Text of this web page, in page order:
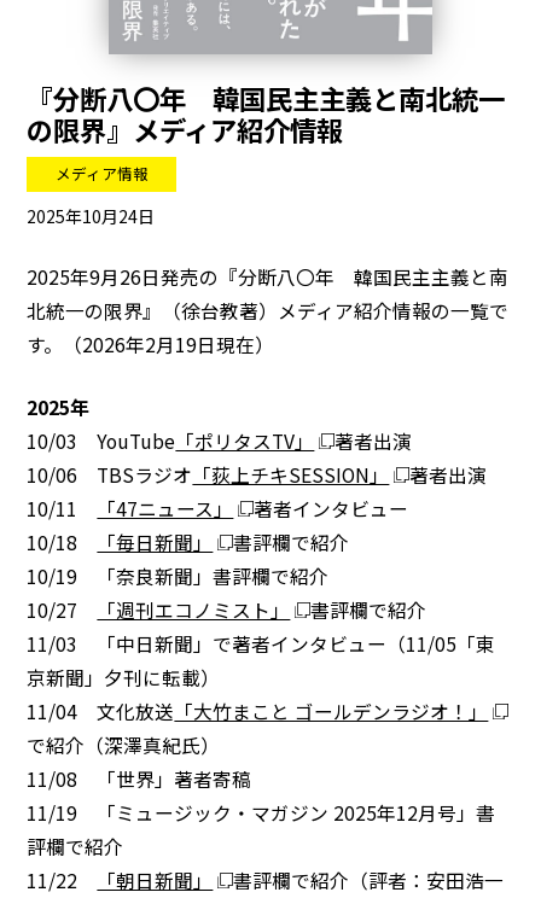
『分断八〇年 韓国民主主義と南北統一
の限界』メディア紹介情報
メディア情報
2025年10月24日
2025年9月26日発売の『分断八〇年 韓国民主主義と南
北統一の限界』（徐台教著）メディア紹介情報の一覧で
す。（2026年2月19日現在）
2025年
10/03 YouTube 「ポリタスTV」
著者出演
10/06 TBSラジオ 「荻上チキSESSION」
著者出演
10/11
「47ニュース」
著者インタビュー
10/18
「毎日新聞」
書評欄で紹介
10/19 「奈良新聞」書評欄で紹介
10/27
「週刊エコノミスト」
書評欄で紹介
11/03 「中日新聞」で著者インタビュー（11/05「東
京新聞」夕刊に転載）
11/04 文化放送 「大竹まこと ゴールデンラジオ！」
で紹介（深澤真紀氏）
11/08 「世界」著者寄稿
11/19 「ミュージック・マガジン 2025年12月号」書
評欄で紹介
11/22
「朝日新聞」
書評欄で紹介（評者：安田浩一